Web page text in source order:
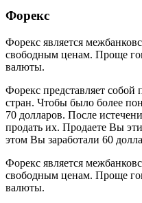
Форекс
Форекс является
свободным ценам. Проще
валюты.
Форекс представляет
стран. Чтобы было более
70 долларов. После
продать их. Продаете Вы
этом Вы заработали 60
Форекс является
свободным ценам. Проще
валюты.